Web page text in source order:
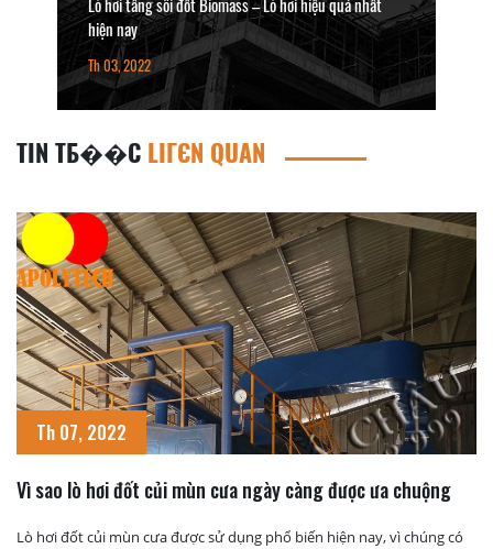
hiện nay
Th 03, 2022
TIN TБ��C LIГЄN QUAN
Th 07, 2022
Vì sao lò hơi đốt củi mùn cưa ngày càng được ưa chuộng
Lò hơi đốt củi mùn cưa được sử dụng phổ biến hiện nay, vì chúng có